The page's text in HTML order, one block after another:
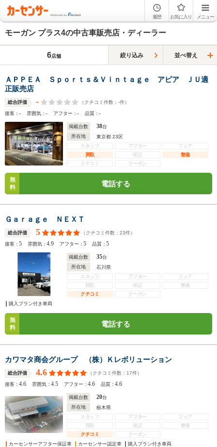
履歴 お気に入り メニュー
モーガン プラス4の中古車販売店・ディーラー
6店舗 絞り込み 並べ替え
ＡＰＰＥＡ Ｓｐｏｒｔｓ＆Ｖｉｎｔａｇｅ アピア ＪＵ適
正販売店
総合評価 - （クチコミ件数： -件）
接客：- 雰囲気：- アフター：- 品質：-
掲載台数 38台
所在地
東京都 23区
スタッフ
アフター
フェア
買取
保証
整備
クチコミ
クーポン
無
料
電話する
Ｇａｒａｇｅ ＮＥＸＴ
総合評価 5 （クチコミ件数： 23件）
接客：5 雰囲気：4.9 アフター：5 品質：5
掲載台数 35台
所在地
石川県
スタッフ
アフター
フェア
買取
保証
整備
クチコミ
クーポン
購入プラン付き車両
無
料
電話する
カワマタ商会グループ （株）Ｋレボリューション
総合評価 4.6 （クチコミ件数： 17件）
接客：4.6 雰囲気：4.5 アフター：4.6 品質：4.6
掲載台数 20台
所在地
栃木県
スタッフ
アフター
フェア
買取
保証
整備
クチコミ
クーポン
カーセンサーアフター保証車
カーセンサー認定車 購入プラン付き車両